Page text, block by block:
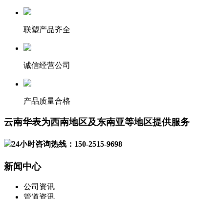
联塑产品齐全
诚信经营公司
产品质量合格
云南华表为西南地区及东南亚等地区提供服务
24小时咨询热线：150-2515-9698
新闻中心
公司资讯
管道资讯